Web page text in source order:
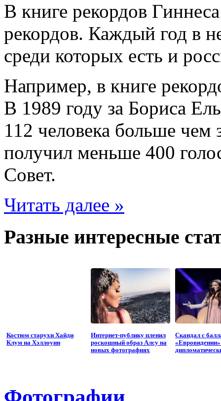
В книге рекордов
рекордов. Каждый год в
среди которых есть и
Например, в книге
В 1989 году за Бориса
112 человека больше чем
получил меньше 400
Совет.
Читать далее »
Разные интересные
Костюм старухи Хайди
Клум на Хэллоуин
Интернет-публику пленил
роскошный образ Алсу на
новых фотографиях
Скандал с